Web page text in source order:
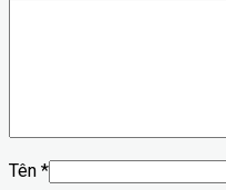
Tên *